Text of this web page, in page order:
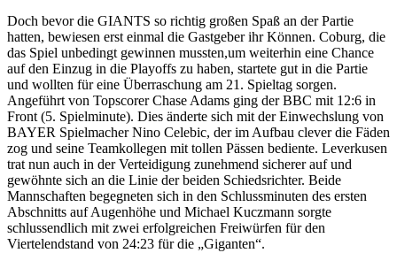
Doch bevor die GIANTS so richtig großen Spaß an der Partie
hatten, bewiesen erst einmal die Gastgeber ihr Können. Coburg, die
das Spiel unbedingt gewinnen mussten,um weiterhin eine Chance
auf den Einzug in die Playoffs zu haben, startete gut in die Partie
und wollten für eine Überraschung am 21. Spieltag sorgen.
Angeführt von Topscorer Chase Adams ging der BBC mit 12:6 in
Front (5. Spielminute). Dies änderte sich mit der Einwechslung von
BAYER Spielmacher Nino Celebic, der im Aufbau clever die Fäden
zog und seine Teamkollegen mit tollen Pässen bediente. Leverkusen
trat nun auch in der Verteidigung zunehmend sicherer auf und
gewöhnte sich an die Linie der beiden Schiedsrichter. Beide
Mannschaften begegneten sich in den Schlussminuten des ersten
Abschnitts auf Augenhöhe und Michael Kuczmann sorgte
schlussendlich mit zwei erfolgreichen Freiwürfen für den
Viertelendstand von 24:23 für die „Giganten“.